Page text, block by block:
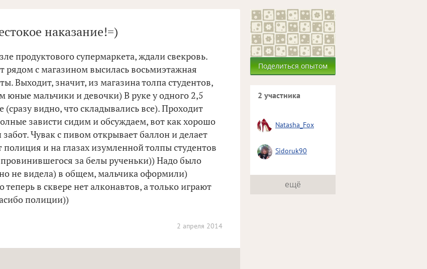
наказание!=)
продуктового супермаркета, ждали свекровь.
рядом с магазином высилась восьмиэтажная
Выходит, значит, из магазина толпа студентов,
юные мальчики и девочки) В руке у одного 2,5
видно, что складывались все). Проходит
зависти сидим и обсуждаем, вот как хорошо
Чувак с пивом открывает баллон и делает
полиция и на глазах изумленной толпы студентов
за белы рученьки)) Надо было
не видела) в общем, мальчика оформили)
теперь в сквере нет алконавтов, а только играют
полиции))
2 апреля 2014
Поделиться опытом
2 участника
Natasha_Fox
Sidoruk90
ещё